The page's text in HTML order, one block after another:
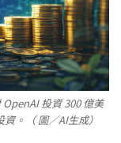
投資 300 億美
。（ 圖／AI生成）